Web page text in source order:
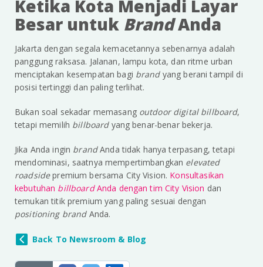
Ketika Kota Menjadi Layar
Besar untuk BrandAnda
Jakarta dengan segala kemacetannya sebenarnya adalah
panggung raksasa. Jalanan, lampu kota, dan ritme urban
menciptakan kesempatan bagi brand yang berani tampil di
posisi tertinggi dan paling terlihat.
Bukan soal sekadar memasang outdoor digital billboard,
tetapi memilih billboard yang benar-benar bekerja.
Jika Anda ingin brandAnda tidak hanya terpasang, tetapi
mendominasi, saatnya mempertimbangkan elevated
roadsidepremium bersama City Vision. Konsultasikan
kebutuhan billboardAnda dengan tim City Vision dan
temukan titik premium yang paling sesuai dengan
positioning brand Anda.
Back To Newsroom & Blog